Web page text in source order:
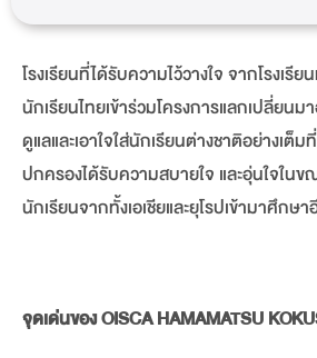
โรงเรียนที่ได้รับความไว้วางใจ จากโรงเรี
นักเรียนไทยเข้าร่วมโครงการแลกเปลี่ยน
ดูแลและเอาใจใส่นักเรียนต่างชาติอย่างเต็
ปกครองได้รับความสบายใจ และอุ่นใจในข
นักเรียนจากทั้งเอเชียและยุโรปเข้ามาศึกษ
จุดเด่นของ OISCA HAMAMATSU